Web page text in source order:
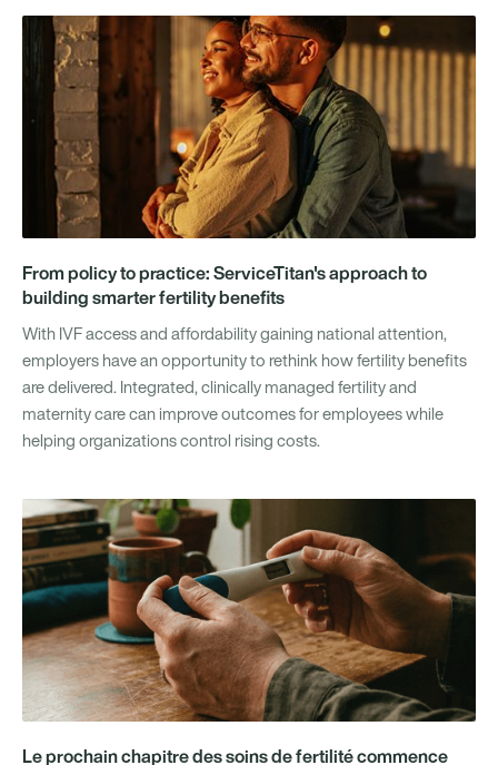
From policy to practice: ServiceTitan's approach to
building smarter fertility benefits
With IVF access and affordability gaining national attention,
employers have an opportunity to rethink how fertility benefits
are delivered. Integrated, clinically managed fertility and
maternity care can improve outcomes for employees while
helping organizations control rising costs.
Le prochain chapitre des soins de fertilité commence